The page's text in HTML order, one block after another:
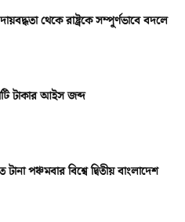
থেকে রাষ্ট্রকে সম্পূর্ণভাবে বদলে
টাকার আইস জব্দ
পঞ্চমবার বিশ্বে দ্বিতীয় বাংলাদেশ